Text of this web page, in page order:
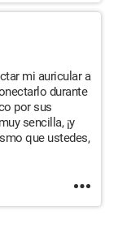
mi auricular a
durante
por sus
sencilla, ¡y
que ustedes,